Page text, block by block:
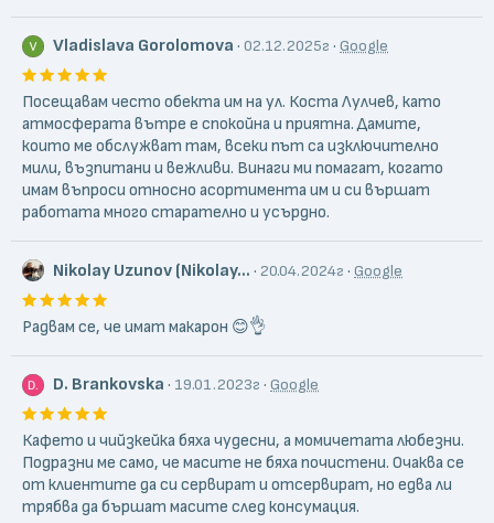
Vladislava Gorolomova · 02.12.2025г · Google
Посещавам често обекта им на ул. Коста Лулчев, като
атмосферата вътре е спокойна и приятна. Дамите,
които ме обслужват там, всеки път са изключително
мили, възпитани и вежливи. Винаги ми помагат, когато
имам въпроси относно асортимента им и си вършат
работата много старателно и усърдно.
Nikolay Uzunov (Nikolay... · 20.04.2024г · Google
Радвам се, че имат макарон 😊👌
D. Brankovska · 19.01.2023г · Google
Кафето и чийзкейка бяха чудесни, а момичетата любезни.
Подразни ме само, че масите не бяха почистени. Очаква се
от клиентите да си сервират и отсервират, но едва ли
трябва да бършат масите след консумация.